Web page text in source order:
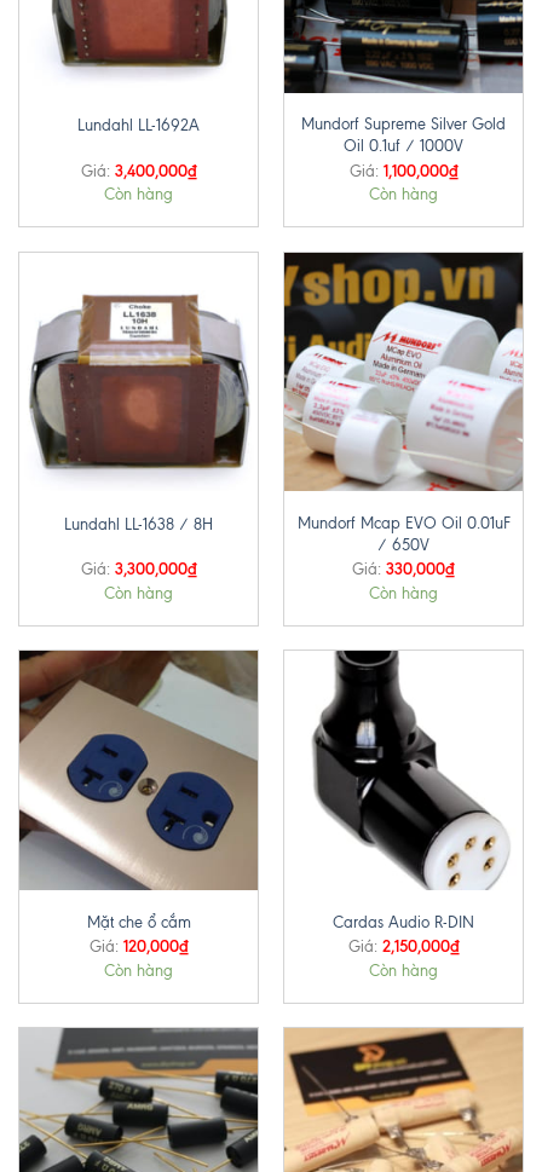
Lundahl LL-1692A
Giá: 3,400,000₫
Còn hàng
Mundorf Supreme Silver Gold
Oil 0.1uf / 1000V
Giá: 1,100,000₫
Còn hàng
Lundahl LL-1638 / 8H
Giá: 3,300,000₫
Còn hàng
Mundorf Mcap EVO Oil 0.01uF
/ 650V
Giá: 330,000₫
Còn hàng
Mặt che ổ cắm
Giá: 120,000₫
Còn hàng
Cardas Audio R-DIN
Giá: 2,150,000₫
Còn hàng